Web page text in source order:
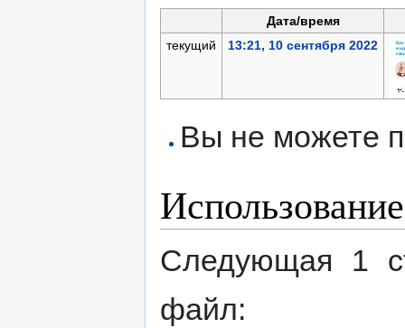
Дата/время
текущий
13:21, 10 сентября 2022
Вы не можете
Следующая 1
файл: